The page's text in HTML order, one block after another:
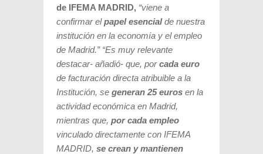
de IFEMA MADRID, “viene a
confirmar el papel esencialde nuestra
institución en la economía y el empleo
de Madrid.” “Es muy relevante
destacar- añadió- que, porcada euro
de facturación directa atribuible a la
Institución, se generan 25 euros en la
actividad económica en Madrid,
mientras que, por cada empleo
vinculado directamente con IFEMA
MADRID, se crean y mantienen